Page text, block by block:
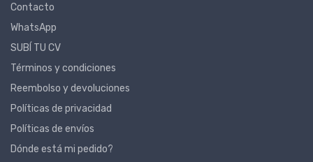
Contacto
WhatsApp
SUBÍ TU CV
Términos y condiciones
Reembolso y devoluciones
Políticas de privacidad
Políticas de envíos
Dónde está mi pedido?